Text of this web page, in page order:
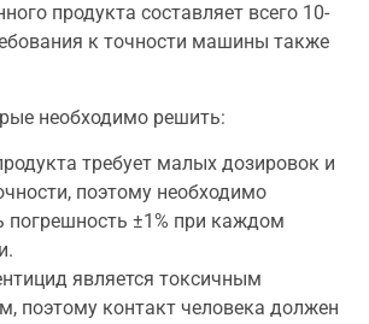
продукта составляет всего 10-
к точности машины также
необходимо решить:
требует малых дозировок и
поэтому необходимо
погрешность ±1% при каждом
является токсичным
поэтому контакт человека должен